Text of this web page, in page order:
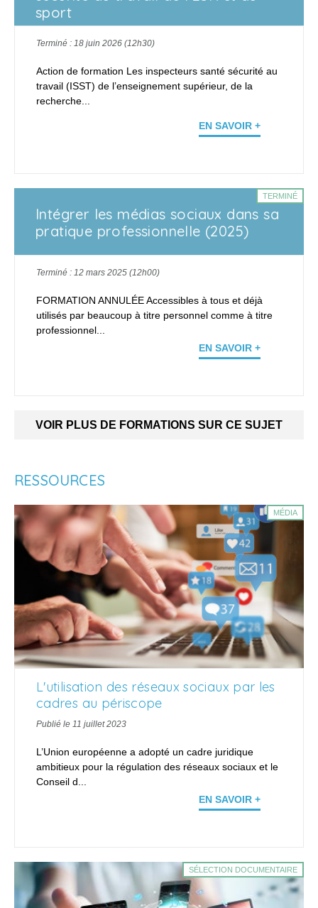
sport
Terminé : 18 juin 2026 (12h30)
Action de formation Les inspecteurs santé sécurité au
travail (ISST) de l’enseignement supérieur, de la
recherche...
EN SAVOIR +
Intégrer les médias sociaux dans sa
pratique professionnelle (2025)
TERMINÉ
Terminé : 12 mars 2025 (12h00)
FORMATION ANNULÉE Accessibles à tous et déjà
utilisés par beaucoup à titre personnel comme à titre
professionnel...
EN SAVOIR +
VOIR PLUS DE FORMATIONS SUR CE SUJET
RESSOURCES
MÉDIA
L'utilisation des réseaux sociaux par les
cadres au périscope
Publié le 11 juillet 2023
L’Union européenne a adopté un cadre juridique
ambitieux pour la régulation des réseaux sociaux et le
Conseil d...
EN SAVOIR +
SÉLECTION DOCUMENTAIRE